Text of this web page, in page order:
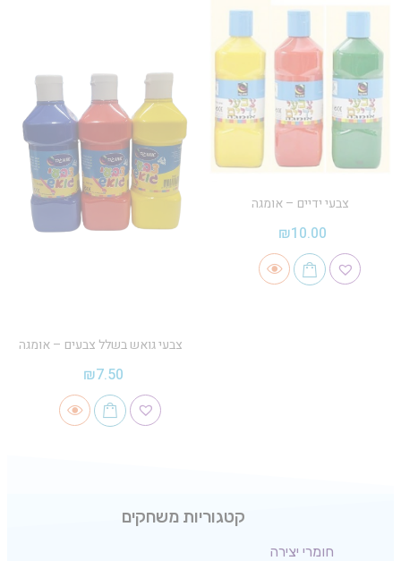
צבעי ידיים – אומגה
₪10.00
צבעי גואש בשלל צבעים – אומגה
₪7.50
קטגוריות משחקים
חומרי יצירה